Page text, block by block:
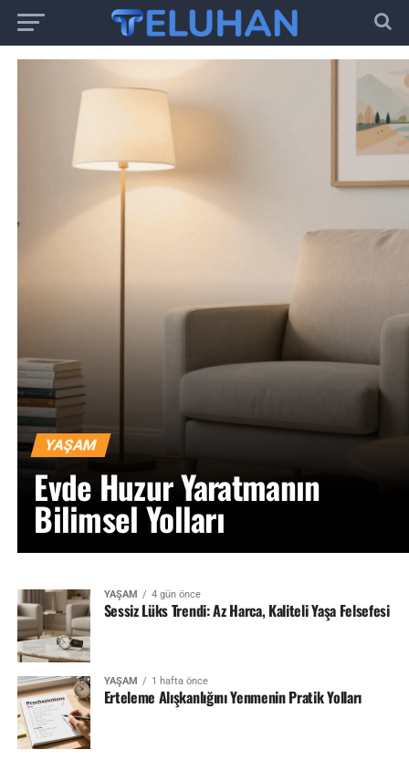
YAŞAM
Evde Huzur Yaratmanın
Bilimsel Yolları
YAŞAM 4 gün önce
Sessiz Lüks Trendi: Az Harca, Kaliteli Yaşa Felsefesi
YAŞAM 1 hafta önce
Erteleme Alışkanlığını Yenmenin Pratik Yolları